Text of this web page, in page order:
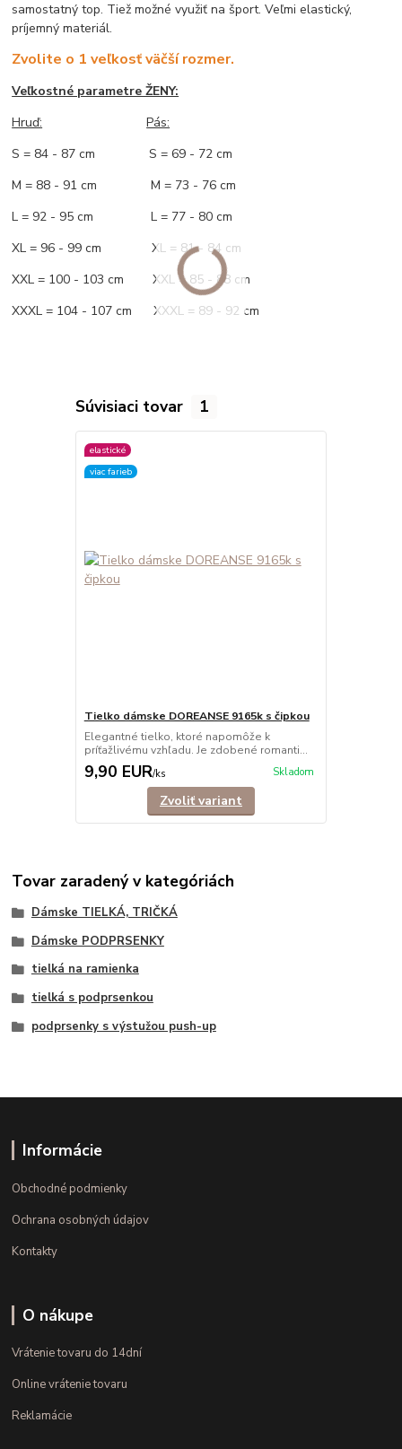
samostatný top. Tiež možné využiť na šport. Veľmi elastický,
príjemný materiál.
Zvolite o 1 veľkosť väčší rozmer.
Veľkostné parametre ŽENY:
Hruď:
Pás:
S = 84 - 87 cm S = 69 - 72 cm
M = 88 - 91 cm M = 73 - 76 cm
L = 92 - 95 cm L = 77 - 80 cm
XL = 96 - 99 cm XL = 81 - 84 cm
XXL = 100 - 103 cm XXL = 85 - 88 cm
XXXL = 104 - 107 cm XXXL = 89 - 92 cm
Súvisiaci tovar 1
elastické
viac farieb
Tielko dámske DOREANSE 9165k s čipkou
Elegantné tielko, ktoré napomôže k
príťažlivému vzhľadu. Je zdobené romanti...
9,90 EUR/ks Skladom
Zvoliť variant
Tovar zaradený v kategóriách
Dámske TIELKÁ, TRIČKÁ
Dámske PODPRSENKY
tielká na ramienka
tielká s podprsenkou
podprsenky s výstužou push-up
Informácie
Obchodné podmienky
Ochrana osobných údajov
Kontakty
O nákupe
Vrátenie tovaru do 14dní
Online vrátenie tovaru
Reklamácie